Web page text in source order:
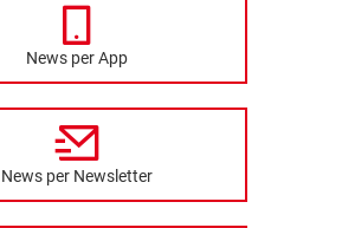
News per App
News per Newsletter